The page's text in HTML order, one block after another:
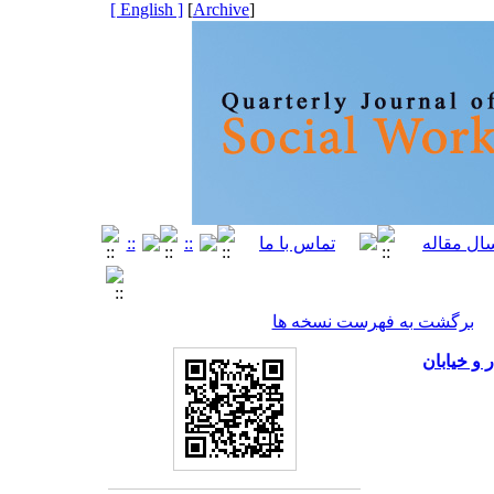
[
Archive
]
[ English ]
برگشت به فهرست نسخه ها
و خیابان